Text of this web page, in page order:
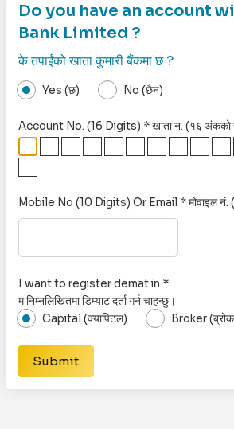
Do you have an account
Bank Limited ?
के तपाईंको खाता कुमारी बैंकमा छ ?
Yes (छ) No (छैन)
Account No. (16 Digits) * खाता न. (१६ अंकको
Mobile No (10 Digits) Or Email * मोवाइल
I want to register demat in *
म निम्नलिखितमा डिम्याट दर्ता गर्न चाहन्छु।
Capital (क्यापिटल)
Broker
Submit